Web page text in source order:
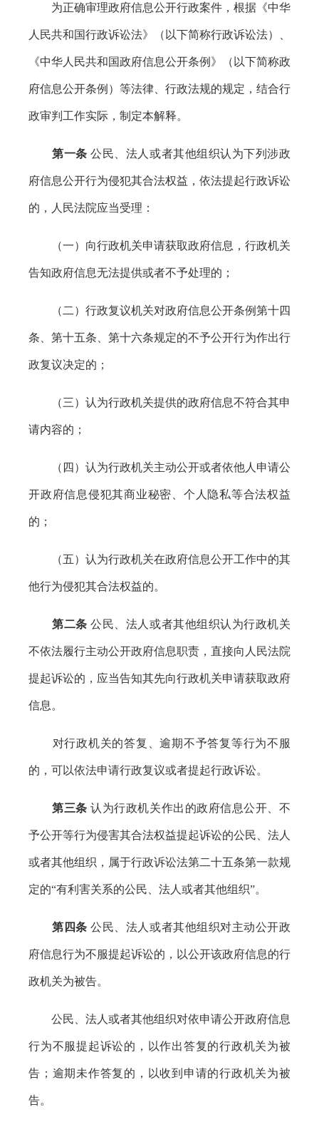
为正确审理政府信息公开行政案件，根据《中华
人民共和国行政诉讼法》（以下简称行政诉讼法）、
《中华人民共和国政府信息公开条例》（以下简称政
府信息公开条例）等法律、行政法规的规定，结合行
政审判工作实际，制定本解释。
第一条 公民、法人或者其他组织认为下列涉政
府信息公开行为侵犯其合法权益，依法提起行政诉讼
的，人民法院应当受理：
（一）向行政机关申请获取政府信息，行政机关
告知政府信息无法提供或者不予处理的；
（二）行政复议机关对政府信息公开条例第十四
条、第十五条、第十六条规定的不予公开行为作出行
政复议决定的；
（三）认为行政机关提供的政府信息不符合其申
请内容的；
（四）认为行政机关主动公开或者依他人申请公
开政府信息侵犯其商业秘密、个人隐私等合法权益
的；
（五）认为行政机关在政府信息公开工作中的其
他行为侵犯其合法权益的。
第二条 公民、法人或者其他组织认为行政机关
不依法履行主动公开政府信息职责，直接向人民法院
提起诉讼的，应当告知其先向行政机关申请获取政府
信息。
对行政机关的答复、逾期不予答复等行为不服
的，可以依法申请行政复议或者提起行政诉讼。
第三条 认为行政机关作出的政府信息公开、不
予公开等行为侵害其合法权益提起诉讼的公民、法人
或者其他组织，属于行政诉讼法第二十五条第一款规
定的“有利害关系的公民、法人或者其他组织”。
第四条 公民、法人或者其他组织对主动公开政
府信息行为不服提起诉讼的，以公开该政府信息的行
政机关为被告。
公民、法人或者其他组织对依申请公开政府信息
行为不服提起诉讼的，以作出答复的行政机关为被
告；逾期未作答复的，以收到申请的行政机关为被
告。